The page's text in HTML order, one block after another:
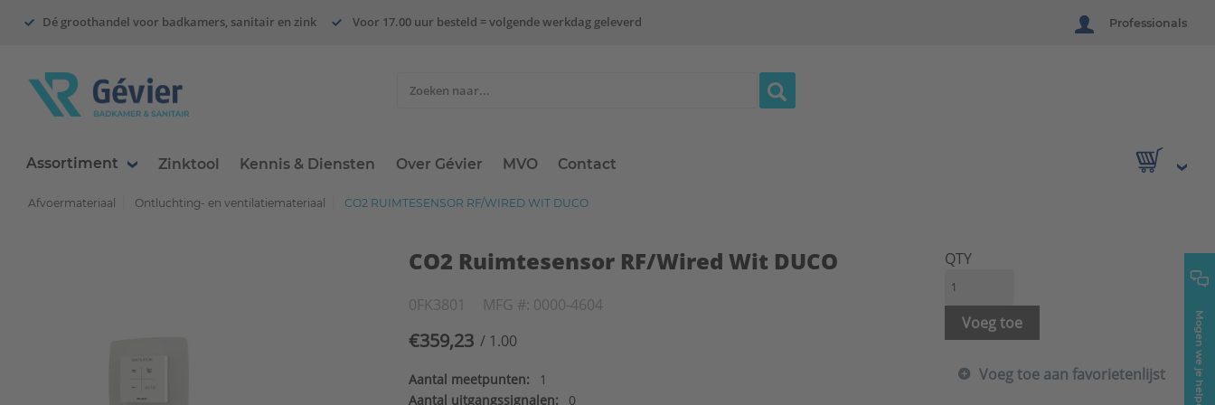
Dé groothandel voor badkamers, sanitair en zink Voor 17.00 uur besteld = volgende werkdag geleverd Professionals
Assortiment Zinktool Kennis & Diensten Over Gévier MVO Contact
Mogen we je helpen?
Afvoermateriaal Ontluchting- en ventilatiemateriaal CO2 RUIMTESENSOR RF/WIRED WIT DUCO
CO2 Ruimtesensor RF/Wired Wit DUCO
0FK3801 MFG #: 0000-4604
€359,23 / 1.00
Aantal meetpunten:
1
Aantal uitgangssignalen:
0
QTY
Voeg toe
Voeg toe aan favorietenlijst